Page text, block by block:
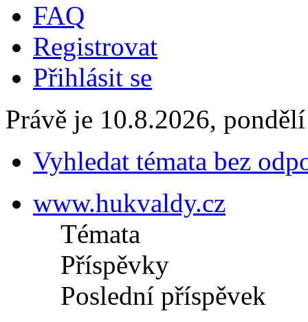
FAQ
Registrovat
Přihlásit se
Právě je 10.8.2026,
Vyhledat témata bez
www.hukvaldy.cz
Témata
Příspěvky
Poslední příspěvek